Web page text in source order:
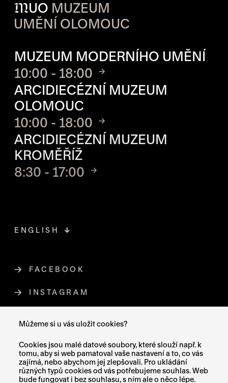
Můžeme si u vás uložit cookies?
Cookies jsou malé datové soubory, které slouží např. k
tomu, aby si web pamatoval vaše nastavení a to, co vás
zajímá, nebo abychom jej zlepšovali. Pro ukládání
různých typů cookies od vás potřebujeme souhlas. Web
bude fungovat i bez souhlasu, s ním ale o něco lépe.
MUO MUZEUM
UMĚNÍ OLOMOUC
MUZEUM MODERNÍHO UMĚNÍ
10:00 - 18:00
ARCIDIECÉZNÍ MUZEUM
OLOMOUC
10:00 - 18:00
ARCIDIECÉZNÍ MUZEUM
KROMĚŘÍŽ
8:30 - 17:00
FACEBOOKODKAZ SE OTEVŘE NA NOVÉ
INSTAGRAMODKAZ SE OTEVŘE NA NOVÉ
ENGLISH